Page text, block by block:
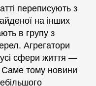
переписують з
на інших
в групу з
Агрегатори
сфери життя —
Саме тому новини